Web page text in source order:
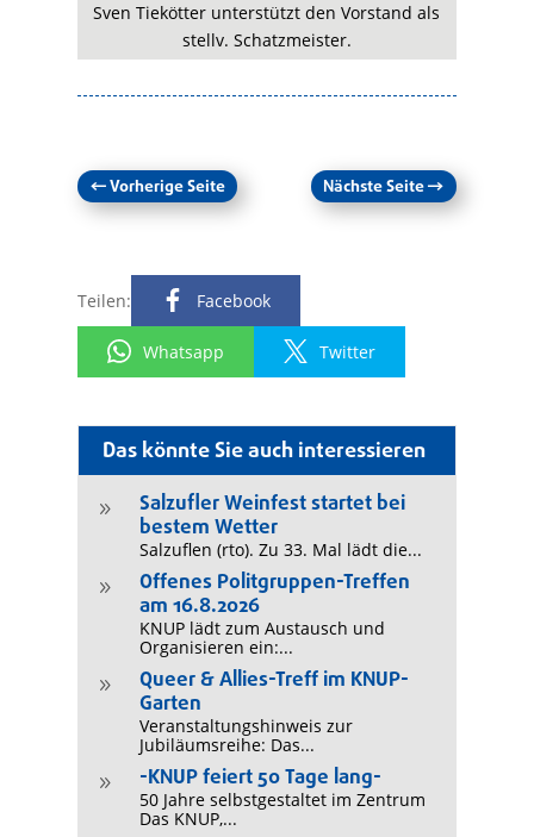
Das könnte Sie auch interessieren
9
Salzufler Weinfest startet bei
bestem Wetter
Salzuflen (rto). Zu 33. Mal lädt die...
9
Offenes Politgruppen-Treffen
am 16.8.2026
KNUP lädt zum Austausch und
Organisieren ein:...
9
Queer & Allies-Treff im KNUP-
Garten
Veranstaltungshinweis zur
Jubiläumsreihe: Das...
9 -KNUP feiert 50 Tage lang-
50 Jahre selbstgestaltet im Zentrum
Das KNUP,...
Sven Tiekötter unterstützt den Vorstand als
stellv. Schatzmeister.
←Vorherige Seite Nächste Seite→
Teilen: Facebook
Whatsapp Twitter